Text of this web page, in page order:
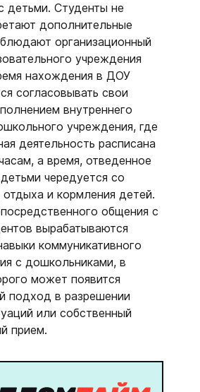
детьми. Студенты не
дополнительные
организационный
учреждения
нахождения в ДОУ
согласовывать свои
внутреннего
учреждения, где
деятельность расписана
а время, отведенное
чередуется со
и кормления детей.
общения с
вырабатываются
коммуникативного
с дошкольниками, в
может появится
подход в разрешении
или собственный
прием.